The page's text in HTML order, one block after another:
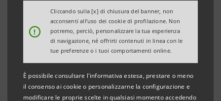
!
Cliccando sulla [x] di chiusura del banner, non
acconsenti all’uso dei cookie di profilazione. Non
potremo, perciò, personalizzare la tua esperienza
di navigazione, né offrirti contenuti in linea con le
tue preferenze o i tuoi comportamenti online.
È possibile consultare l'informativa estesa, prestare o meno
il consenso ai cookie o personalizzarne la configurazione e
modificare le proprie scelte in qualsiasi momento accedendo
Da sempre, il linguaggio rappresenta un vettore
apprezzare le specificità di ogni persona. A volta
capita però che, nel nostro parlato, alcune